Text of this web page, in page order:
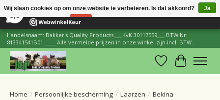
206 Reviews ×
Handelsnaam: Bakker's Quality Products.___KvK 30117559___ BTW.Nr:
813341541B01._____Alle vermelde prijzen in onze winkel zijn incl. BTW.
Verlanglijst
Home / Persoonlijke bescherming / Laarzen / Bekina
Wij slaan cookies op om onze website te verbeteren. Is dat akkoord?
Ja
Nee